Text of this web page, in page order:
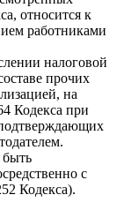
относится к
работниками
налоговой
прочих
на
Кодекса при
с
Кодекса).